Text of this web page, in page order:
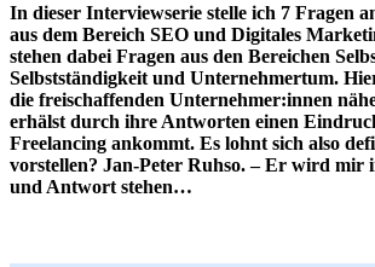
In dieser Interviewserie stelle ich 7 Fragen
aus dem Bereich SEO und Digitales
stehen dabei Fragen aus den Bereichen
Selbstständigkeit und Unternehmertum.
die freischaffenden Unternehmer:innen
erhälst durch ihre Antworten einen
Freelancing ankommt. Es lohnt sich also
vorstellen? Jan-Peter Ruhso. – Er wird mir
und Antwort stehen…